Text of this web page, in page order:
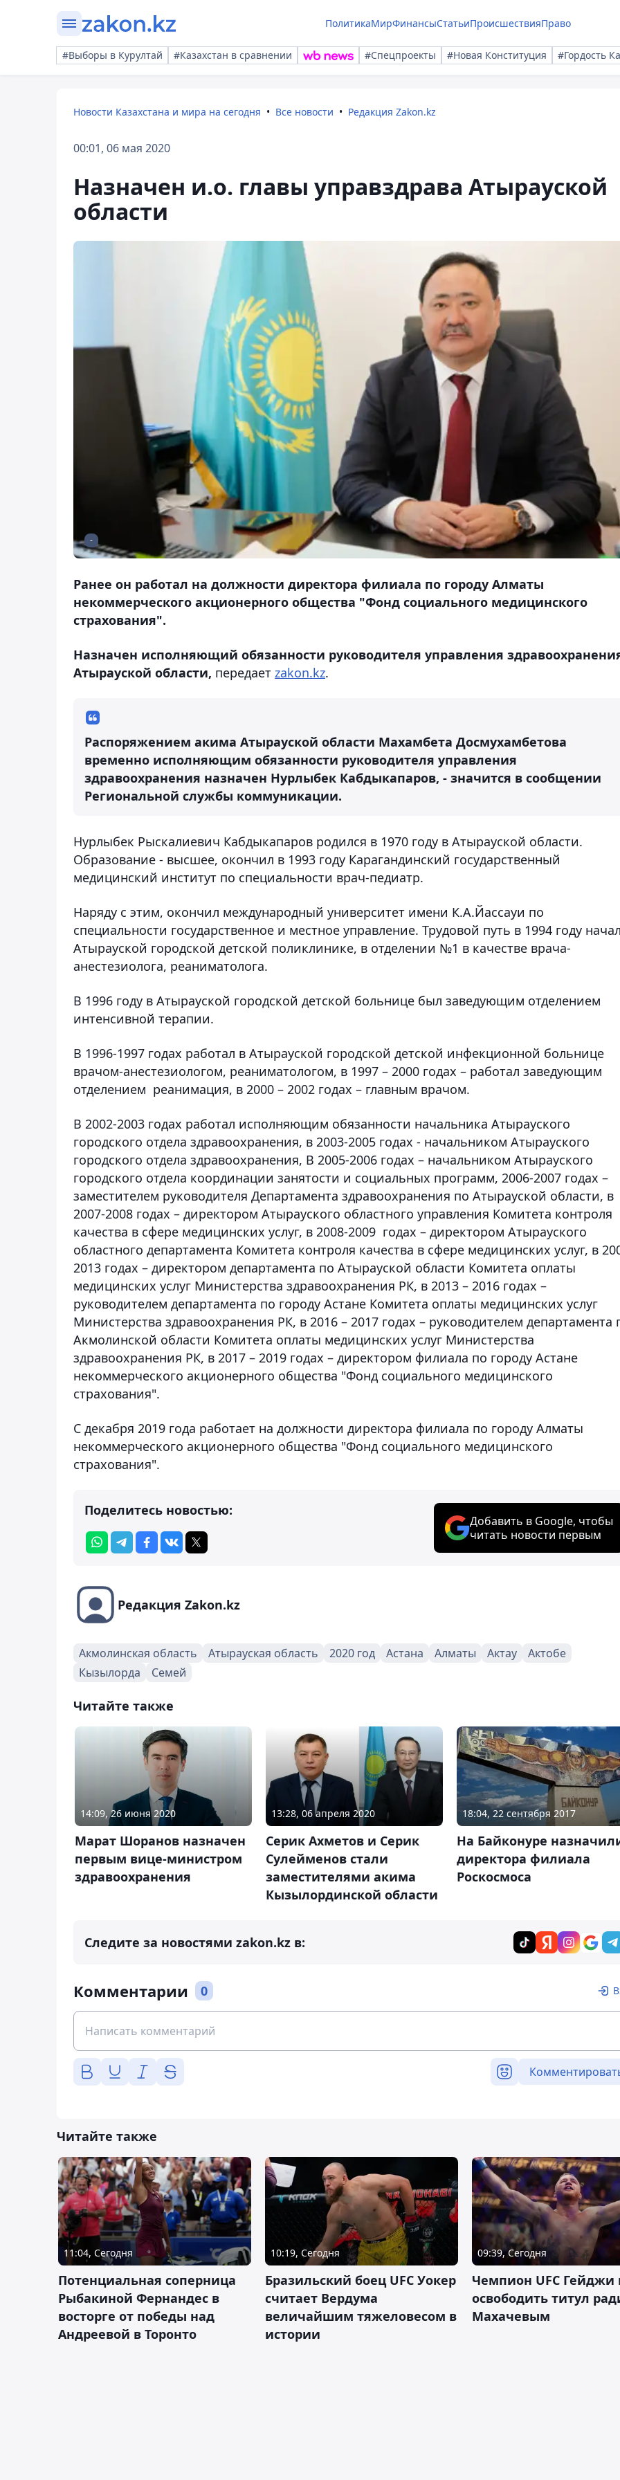
ПолитикаМирФинансыСтатьиПроисшествияПраво
#Выборы в Курултай #Казахстан в сравнении #Спецпроекты #Новая Конституция #Гордость
Новости Казахстана и мира на сегодня Все новости Редакция Zakon.kz
00:01, 06 мая 2020
Назначен и.о. главы управздрава Атырауской
области
-
Ранее он работал на должности​ директора филиала по городу Алматы
некоммерческого акционерного общества "Фонд социального медицинского
страхования".
Назначен исполняющий обязанности руководителя управления
Атырауской области, передает zakon.kz.
Распоряжением акима Атырауской области Махамбета Досмухамбетова
временно исполняющим обязанности руководителя управления
здравоохранения назначен Нурлыбек Кабдыкапаров, - значится в сообщении
Региональной службы коммуникации.
Нурлыбек Рыскалиевич Кабдыкапаров родился в 1970 году в Атырауской области.
Образование - высшее, окончил в 1993 году Карагандинский государственный
медицинский институт по специальности врач-педиатр.
Наряду с этим, окончил международный университет имени К.А.Йассауи по
специальности государственное и местное управление. Трудовой путь в 1994 году
Атырауской городской детской поликлинике, в отделении №1 в качестве врача-
анестезиолога, реаниматолога. ​ ​
В 1996 году в Атырауской городской детской больнице был заведующим отделением
интенсивной терапии.
В 1996-1997 годах работал в Атырауской городской детской инфекционной больнице
врачом-анестезиологом, реаниматологом, в 1997 – 2000 годах – работал заведующим
отделением ​ реанимация, в 2000 – 2002 годах – главным врачом.
В 2002-2003 годах работал исполняющим обязанности начальника Атырауского
городского отдела здравоохранения, в 2003-2005 годах - начальником Атырауского
городского отдела здравоохранения, В 2005-2006 годах – начальником Атырауского
городского отдела координации занятости и социальных программ, 2006-2007 годах –
заместителем руководителя Департамента здравоохранения по Атырауской области,​ в
2007-2008 годах – директором Атырауского областного управления Комитета контроля
качества в сфере медицинских услуг, в 2008-2009 ​ годах – директором Атырауского
областного департамента Комитета контроля качества в сфере медицинских услуг, в
2013 годах – директором департамента по Атырауской области Комитета оплаты
медицинских услуг Министерства здравоохранения РК, в 2013 – 2016 годах –
руководителем департамента по городу Астане Комитета оплаты медицинских услуг
Министерства здравоохранения РК, в 2016 – 2017 годах – руководителем департамента
Акмолинской области Комитета оплаты медицинских услуг Министерства
здравоохранения РК,​ в 2017 – 2019 годах – директором филиала по городу Астане ​
некоммерческого акционерного общества "Фонд социального медицинского
страхования".
С декабря 2019 года работает на должности​ директора филиала по городу Алматы
некоммерческого акционерного общества "Фонд социального медицинского
страхования".
Поделитесь новостью:
Добавить в Google, чтобы
читать новости первым
Редакция Zakon.kz
Акмолинская область Атырауская область 2020 год Астана Алматы Актау
Актобе
Кызылорда
Семей
Читайте также
14:09, 26 июня 2020
Марат Шоранов назначен
первым вице-министром
здравоохранения
13:28, 06 апреля 2020
Серик Ахметов и Серик
Сулейменов стали
заместителями акима
Кызылординской области
18:04, 22 сентября 2017
На Байконуре
директора филиала
Роскосмоса
Следите за новостями zakon.kz в:
Комментарии 0
Читайте также
11:04, Сегодня
Потенциальная соперница
Рыбакиной Фернандес в
восторге от победы над
Андреевой в Торонто
10:19, Сегодня
Бразильский боец UFC Уокер
считает Вердума
величайшим тяжеловесом в
истории
09:39, Сегодня
Чемпион UFC
освободить титул
Махачевым